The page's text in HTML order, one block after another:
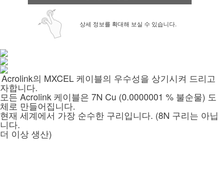
상세 정보를 확대해 보실 수 있습니다.
Acrolink의 MXCEL 케이블의 우수성을 상기시켜 드리고
자합니다.
모든 Acrolink 케이블은 7N Cu (0.0000001 % 불순물) 도
체로 만들어집니다.
현재 세계에서 가장 순수한 구리입니다. (8N 구리는 아닙
니다.
더 이상 생산)